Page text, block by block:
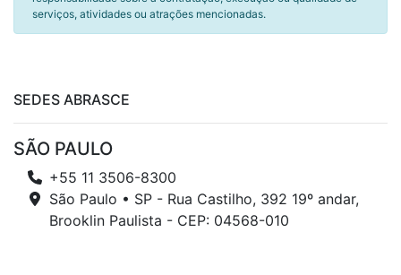
serviços, atividades ou atrações mencionadas.
SEDES ABRASCE
SÃO PAULO
+55 11 3506-8300
São Paulo • SP - Rua Castilho, 392 19º andar,
Brooklin Paulista - CEP: 04568-010